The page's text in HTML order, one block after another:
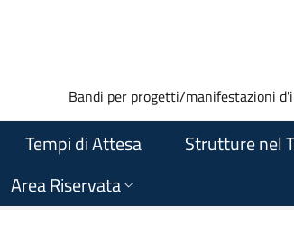
Bandi per progetti/manifestazioni
Tempi di Attesa Strutture nel
Area Riservata